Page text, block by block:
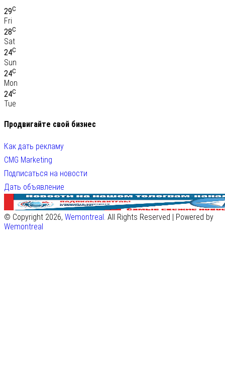
29C
Fri
28C
Sat
24C
Sun
24C
Mon
24C
Tue
Продвигайте свой бизнес
Как дать рекламу
CMG Marketing
Подписаться на новости
Дать объявление
© Copyright 2026, Wemontreal. All Rights Reserved | Powered by
Wemontreal